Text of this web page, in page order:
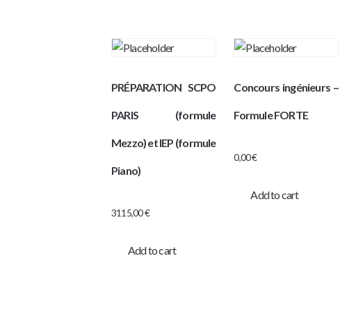
PRÉPARATION SCPO
PARIS (formule
Mezzo) et IEP (formule
Piano)
3115,00€
Add to cart
Concours ingénieurs –
Formule FORTE
0,00€
Add to cart